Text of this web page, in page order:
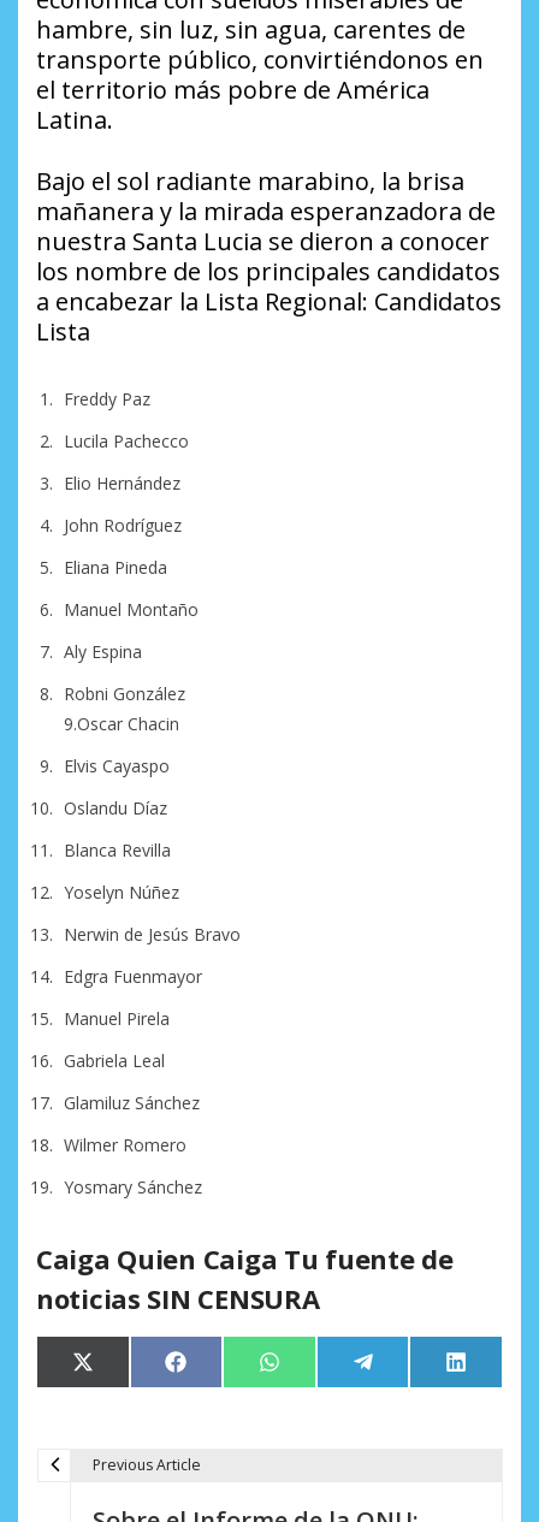
hambre, sin luz, sin agua, carentes de
transporte público, convirtiéndonos en
el territorio más pobre de América
Latina.
Bajo el sol radiante marabino, la brisa
mañanera y la mirada esperanzadora de
nuestra Santa Lucia se dieron a conocer
los nombre de los principales candidatos
a encabezar la Lista Regional: Candidatos
Lista
Freddy Paz
Lucila Pachecco
Elio Hernández
John Rodríguez
Eliana Pineda
Manuel Montaño
Aly Espina
Robni González
9.Oscar Chacin
Elvis Cayaspo
Oslandu Díaz
Blanca Revilla
Yoselyn Núñez
Nerwin de Jesús Bravo
Edgra Fuenmayor
Manuel Pirela
Gabriela Leal
Glamiluz Sánchez
Wilmer Romero
Yosmary Sánchez
Caiga Quien Caiga Tu fuente de
noticias SIN CENSURA
Compartir
en
X
(Twitter)
Compartir
en
Facebook Compartir
en
WhatsApp Compartir
en
Telegram
en
LinkedIn
Previous Article